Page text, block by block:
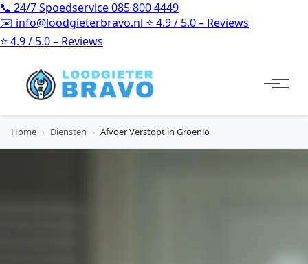
📞 24/7 Spoedservice085 800 4449
✉️ info@loodgieterbravo.nl ⭐ 4.9 / 5.0 – Reviews
⭐ 4.9 / 5.0 – Reviews
Home › Diensten › Afvoer Verstopt in Groenlo